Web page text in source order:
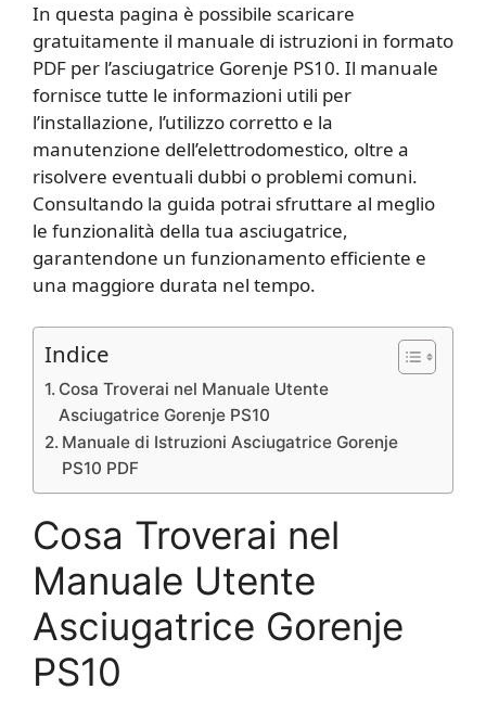
In questa pagina è possibile scaricare
gratuitamente il manuale di istruzioni in formato
PDF per l’asciugatrice Gorenje PS10. Il manuale
fornisce tutte le informazioni utili per
l’installazione, l’utilizzo corretto e la
manutenzione dell’elettrodomestico, oltre a
risolvere eventuali dubbi o problemi comuni.
Consultando la guida potrai sfruttare al meglio
le funzionalità della tua asciugatrice,
garantendone un funzionamento efficiente e
una maggiore durata nel tempo.
Indice
Cosa Troverai nel Manuale Utente
Asciugatrice Gorenje PS10
Manuale di Istruzioni Asciugatrice Gorenje
PS10 PDF
Cosa Troverai nel
Manuale Utente
Asciugatrice Gorenje
PS10